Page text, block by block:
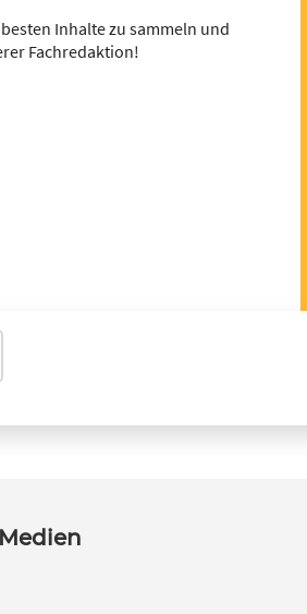
Inhalte zu sammeln und
Fachredaktion!
Medien